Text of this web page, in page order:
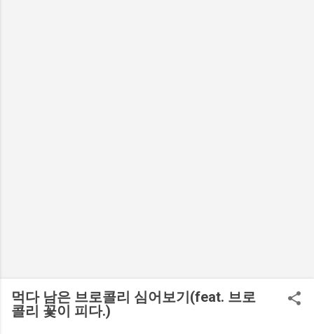
먹다 남은 브로콜리 심어보기(feat. 브로
콜리 꽃이 피다.)